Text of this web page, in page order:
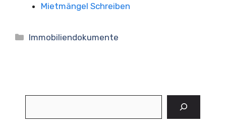
Mietmängel Schreiben
Kategorien
Immobiliendokumente